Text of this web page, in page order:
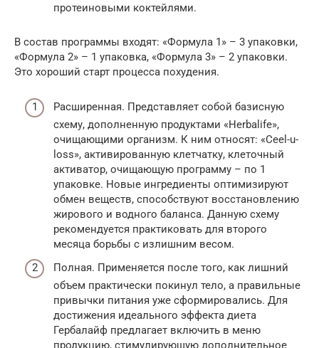
протеиновыми коктейлями.
В состав программы входят: «Формула 1» – 3 упаковки,
«Формула 2» – 1 упаковка, «Формула 3» – 2 упаковки.
Это хороший старт процесса похудения.
Расширенная. Представляет собой базисную
схему, дополненную продуктами «Herbalife»,
очищающими организм. К ним относят: «Ceel-u-
loss», активированную клетчатку, клеточный
активатор, очищающую программу – по 1
упаковке. Новые ингредиенты оптимизируют
обмен веществ, способствуют восстановлению
жирового и водного баланса. Данную схему
рекомендуется практиковать для второго
месяца борьбы с излишним весом.
Полная. Применяется после того, как лишний
объем практически покинул тело, а правильные
привычки питания уже сформировались. Для
достижения идеального эффекта диета
Гербалайф предлагает включить в меню
продукцию, стимулирующую дополнительное